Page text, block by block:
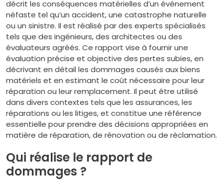
décrit les conséquences matérielles d’un événement
néfaste tel qu’un accident, une catastrophe naturelle
ou un sinistre. Il est réalisé par des experts spécialisés
tels que des ingénieurs, des architectes ou des
évaluateurs agréés. Ce rapport vise à fournir une
évaluation précise et objective des pertes subies, en
décrivant en détail les dommages causés aux biens
matériels et en estimant le coût nécessaire pour leur
réparation ou leur remplacement. Il peut être utilisé
dans divers contextes tels que les assurances, les
réparations ou les litiges, et constitue une référence
essentielle pour prendre des décisions appropriées en
matière de réparation, de rénovation ou de réclamation.
Qui réalise le rapport de
dommages ?